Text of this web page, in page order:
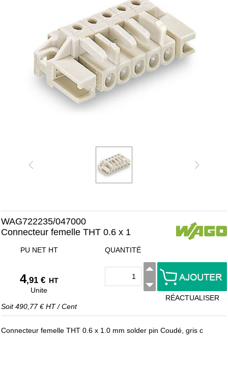
WAG722235/047000
Connecteur femelle THT 0.6 x 1
PU NET HT
4,91 € HT
Unite
Soit490,77 € HT/Cent
QUANTITÉ
RÉACTUALISER
Connecteur femelle THT 0.6 x 1.0 mm solder pin Coudé, gris c